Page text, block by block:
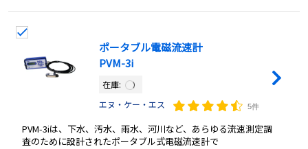
ポータブル電磁流速計
PVM-3i
在庫:
エヌ・ケー・エス
5件
PVM-3iは、下水、汚水、雨水、河川など、あらゆる流速測定調
査のために設計されたポータブル式電磁流速計で